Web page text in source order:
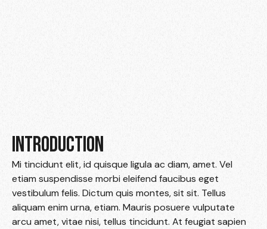
INTRODUCTION
Mi tincidunt elit, id quisque ligula ac diam, amet. Vel
etiam suspendisse morbi eleifend faucibus eget
vestibulum felis. Dictum quis montes, sit sit. Tellus
aliquam enim urna, etiam. Mauris posuere vulputate
arcu amet, vitae nisi, tellus tincidunt. At feugiat sapien